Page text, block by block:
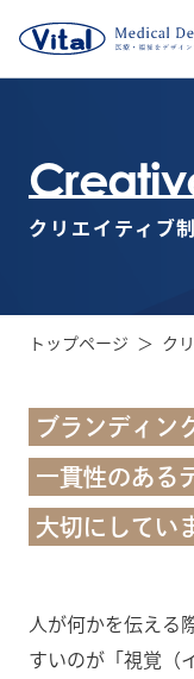
クリエイティブ
トップページ ク
ブランディン
一貫性のある
大切にしてい
人が何かを伝える
すいのが「視覚（